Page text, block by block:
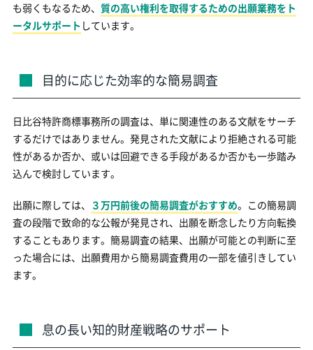
も弱くもなるため、 質の高い権利を取得するための出願業務をト
ータルサポート しています。
目的に応じた効率的な簡易調査
日比谷特許商標事務所の調査は、単に関連性のある文献をサーチ
するだけではありません。発見された文献により拒絶される可能
性があるか否か、或いは回避できる手段があるか否かも一歩踏み
込んで検討しています。
出願に際しては、 ３万円前後の簡易調査がおすすめ。この簡易調
査の段階で致命的な公報が発見され、出願を断念したり方向転換
することもあります。簡易調査の結果、出願が可能との判断に至
った場合には、出願費用から簡易調査費用の一部を値引きしてい
ます。
息の長い知的財産戦略のサポート